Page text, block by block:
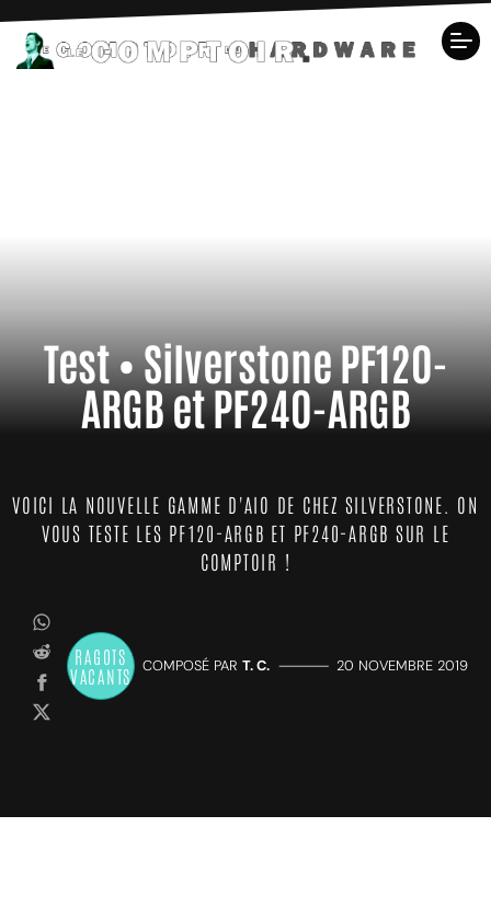
Test • Silverstone PF120-
ARGB et PF240-ARGB
VOICI LA NOUVELLE GAMME D'AIO DE CHEZ SILVERSTONE. ON
VOUS TESTE LES PF120-ARGB ET PF240-ARGB SUR LE
COMPTOIR !
RAGOTS
VACANTS COMPOSÉ PAR T. C. ————— 20 NOVEMBRE 2019